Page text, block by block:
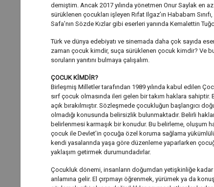
demiştim. Ancak 2017 yılında yönetmen Onur Saylak en
sürüklenen çocukları işleyen Rıfat Ilgaz’ın Hababam
Safa’nın Sözde Kızlar gibi eserleri yanında Kemalettin
Türk ve dünya edebiyatı ve sinemada daha çok sayıda
zaman çocuk kimdir, suça sürüklenen çocuk kimdir? Ve
soruların yanıtını bulmaya çalışalım.
ÇOCUK KİMDİR?
Birleşmiş Milletler tarafından 1989 yılında kabul edilen
sırf çocuk olmasında ileri gelen bir takım haklara sahiptir.
açık bırakılmıştır. Sözleşmede çocukluğun başlangıcı
olmadığı konusunda belirsizlik bulunmaktadır. Belirli
belirlenmesi karmaşık bir konudur. Bu belirleme, oluşum
çocuk ile Devlet’in çocuğa özel koruma sağlama
kendi yasalarında yaşa göre düzenleme yaparlarken
yaklaşım getirmek durumundadırlar.
Çocukluk dönemi, insanların doğumdan yetişkinliğe
anlamına gelir. El çırpmayı öğrenmek, yürümek ya da